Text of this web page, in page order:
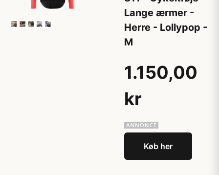
Lange ærmer -
Herre - Lollypop -
M
1.150,00
kr
Køb her